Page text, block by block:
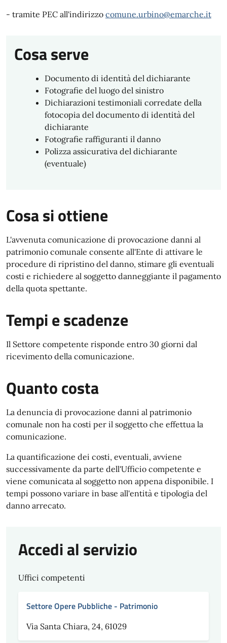
- tramite PEC all'indirizzo comune.urbino@emarche.it
Cosa serve
Documento di identità del dichiarante
Fotografie del luogo del sinistro
Dichiarazioni testimoniali corredate della
fotocopia del documento di identità del
dichiarante
Fotografie raffiguranti il danno
Polizza assicurativa del dichiarante
(eventuale)
Cosa si ottiene
L'avvenuta comunicazione di provocazione danni al
patrimonio comunale consente all'Ente di attivare le
procedure di ripristino del danno, stimare gli eventuali
costi e richiedere al soggetto danneggiante il pagamento
della quota spettante.
Tempi e scadenze
Il Settore competente risponde entro 30 giorni dal
ricevimento della comunicazione.
Quanto costa
La denuncia di provocazione danni al patrimonio
comunale non ha costi per il soggetto che effettua la
comunicazione.
La quantificazione dei costi, eventuali, avviene
successivamente da parte dell'Ufficio competente e
viene comunicata al soggetto non appena disponibile. I
tempi possono variare in base all'entità e tipologia del
danno arrecato.
Accedi al servizio
Uffici competenti
Settore Opere Pubbliche - Patrimonio
Via Santa Chiara, 24, 61029